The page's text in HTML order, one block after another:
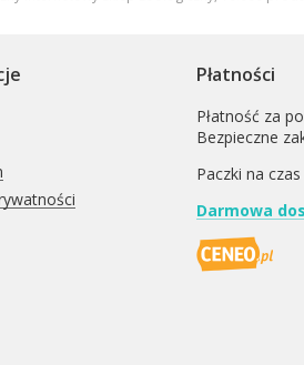
Płatności
Płatność za
Bezpieczne
Paczki na
Darmowa